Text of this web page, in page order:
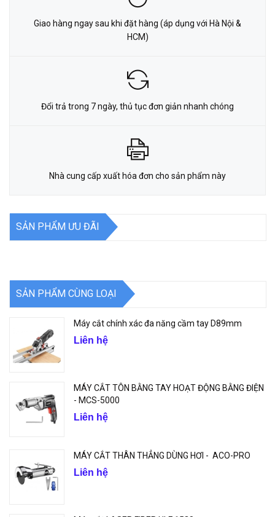
Giao hàng ngay sau khi đặt hàng (áp dụng với Hà Nội &
HCM)
Đổi trả trong 7 ngày, thủ tục đơn giản nhanh chóng
Nhà cung cấp xuất hóa đơn cho sản phẩm này
SẢN PHẨM ƯU ĐÃI
SẢN PHẨM CÙNG LOẠI
Máy cắt chính xác đa năng cầm tay D89mm
Liên hệ
MÁY CẮT TÔN BẰNG TAY HOẠT ĐỘNG BẰNG ĐIỆN
- MCS-5000
Liên hệ
MÁY CẮT THÂN THẲNG DÙNG HƠI - ACO-PRO
Liên hệ